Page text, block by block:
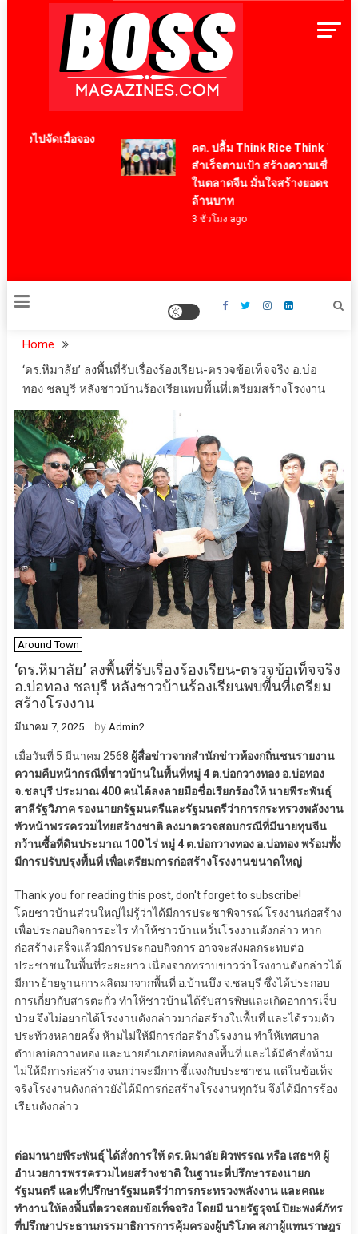
BossMagazinesThailand
องไปจัดเมื่อจอง
คต. ปลื้ม Think Rice Think
สำเร็จตามเป้า สร้างความเชื่อมั่นข้าว
ในตลาดจีน มั่นใจสร้างยอดขายกว่า
ล้านบาท
3 ชั่วโมง ago
Home
‘ดร.หิมาลัย’ ลงพื้นที่รับเรื่องร้องเรียน-ตรวจข้อเท็จจริง อ.บ่อ
ทอง ชลบุรี หลังชาวบ้านร้องเรียนพบพื้นที่เตรียมสร้างโรงงาน
Around Town
‘ดร.หิมาลัย’ ลงพื้นที่รับเรื่องร้องเรียน-ตรวจข้อเท็จจริง
อ.บ่อทอง ชลบุรี หลังชาวบ้านร้องเรียนพบพื้นที่เตรียม
สร้างโรงงาน
มีนาคม 7, 2025 by Admin2
เมื่อวันที่ 5 มีนาคม 2568 ผู้สื่อข่าวจากสำนักข่าวท้องกถิ่นชนรายงาน
ความคืบหน้ากรณีที่ชาวบ้านในพื้นที่หมู่ 4 ต.บ่อกวางทอง อ.บ่อทอง
จ.ชลบุรี ประมาณ 400 คนได้ลงลายมือชื่อเรียกร้องให้ นายพีระพันธุ์
สาลีรัฐวิภาค รองนายกรัฐมนตรีและรัฐมนตรีว่าการกระทรวงพลังงาน
หัวหน้าพรรครวมไทยสร้างชาติ ลงมาตรวจสอบกรณีที่มีนายทุนจีน
กว้านซื้อที่ดินประมาณ 100 ไร่ หมู่ 4 ต.บ่อกวางทอง อ.บ่อทอง พร้อมทั้ง
มีการปรับปรุงพื้นที่ เพื่อเตรียมการก่อสร้างโรงงานขนาดใหญ่
Thank you for reading this post, don't forget to subscribe!
โดยชาวบ้านส่วนใหญ่ไม่รู้ว่าได้มีการประชาพิจารณ์ โรงงานก่อสร้าง
เพื่อประกอบกิจการอะไร ทำให้ชาวบ้านหวั่นโรงงานดังกล่าว หาก
ก่อสร้างเสร็จแล้วมีการประกอบกิจการ อาจจะส่งผลกระทบต่อ
ประชาชนในพื้นที่ระยะยาว เนื่องจากทราบข่าวว่าโรงงานดังกล่าวได้
มีการย้ายฐานการผลิตมาจากพื้นที่ อ.บ้านบึง จ.ชลบุรี ซึ่งได้ประกอบ
การเกี่ยวกับสารตะกั่ว ทำให้ชาวบ้านได้รับสารพิษและเกิดอาการเจ็บ
ป่วย จึงไม่อยากได้โรงงานดังกล่าวมาก่อสร้างในพื้นที่ และได้รวมตัว
ประท้วงหลายครั้ง ห้ามไม่ให้มีการก่อสร้างโรงงาน ทำให้เทศบาล
ตำบลบ่อกวางทอง และนายอำเภอบ่อทองลงพื้นที่ และได้มีคำสั่งห้าม
ไม่ให้มีการก่อสร้าง จนกว่าจะมีการชี้แจงกับประชาชน แต่ในข้อเท็จ
จริงโรงงานดังกล่าวยังได้มีการก่อสร้างโรงงานทุกวัน จึงได้มีการร้อง
เรียนดังกล่าว
ต่อมานายพีระพันธุ์ ได้สั่งการให้ ดร.หิมาลัย ผิวพรรณ หรือ เสธฯหิ ผู้
อำนวยการพรรครวมไทยสร้างชาติ ในฐานะที่ปรึกษารองนายก
รัฐมนตรี และที่ปรึกษารัฐมนตรีว่าการกระทรวงพลังงาน และคณะ
ทำงานให้ลงพื้นที่ตรวจสอบข้อเท็จจริง โดยมี นายรัฐรุจน์ ปิยะพงศ์ภัทร
ที่ปรึกษาประธานกรรมาธิการการคุ้มครองผู้บริโภค สภาผู้แทนราษฎร